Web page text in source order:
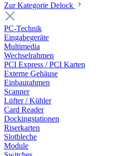
Zur Kategorie Delock
PC-Technik
Eingabegeräte
Multimedia
Wechselrahmen
PCI Express / PCI Karten
Externe Gehäuse
Einbaurahmen
Scanner
Lüfter / Kühler
Card Reader
Dockingstationen
Riserkarten
Slotbleche
Module